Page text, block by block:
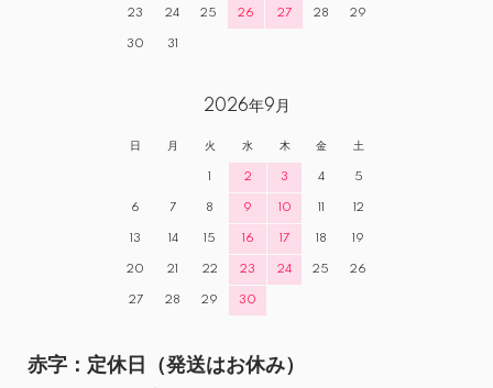
23 24 25 26 27 28 29
30 31
2026年9月
日 月 火 水 木 金 土
1 2 3 4 5
6 7 8 9 10 11 12
13 14 15 16 17 18 19
20 21 22 23 24 25 26
27 28 29 30
赤字：定休日（発送はお休み）